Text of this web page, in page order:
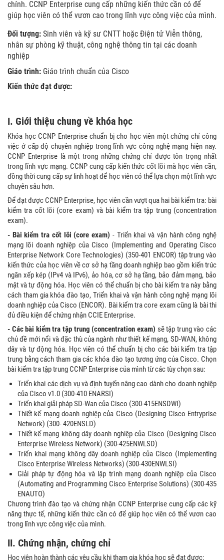
chính. CCNP Enterprise cung cấp những kiến thức cần có để
giúp học viên có thể vươn cao trong lĩnh vực công việc của mình.
Đối tượng: Sinh viên và kỹ sư CNTT hoặc Điện tử Viễn thông,
nhân sự phòng kỹ thuật, công nghệ thông tin tại các doanh
nghiệp
Giáo trình: Giáo trình chuẩn của Cisco
Kiến thức đạt được:
I. Giới thiệu chung về khóa học
Khóa học CCNP Enterprise chuẩn bị cho học viên một chứng chỉ công
việc ở cấp độ chuyên nghiệp trong lĩnh vực công nghệ mạng hiện nay.
CCNP Enterprise là một trong những chứng chỉ được tôn trọng nhất
trong lĩnh vực mạng. CCNP cung cấp kiến thức cốt lõi mà học viên cần,
đồng thời cung cấp sự linh hoạt để học viên có thể lựa chọn một lĩnh vực
chuyên sâu hơn.
Để đạt được CCNP Enterprise, học viên cần vượt qua hai bài kiểm tra: bài
kiểm tra cốt lõi (core exam) và bài kiểm tra tập trung (concentration
exam).
- Bài kiểm tra cốt lõi (core exam) - Triển khai và vận hành công nghệ
mạng lõi doanh nghiệp của Cisco (Implementing and Operating Cisco
Enterprise Network Core Technologies) (350-401 ENCOR) tập trung vào
kiến thức của học viên về cơ sở hạ tầng doanh nghiệp bao gồm kiến trúc
ngăn xếp kép (IPv4 và IPv6), ảo hóa, cơ sở hạ tầng, bảo đảm mạng, bảo
mật và tự động hóa. Học viên có thể chuẩn bị cho bài kiểm tra này bằng
cách tham gia khóa đào tạo, Triển khai và vận hành công nghệ mạng lõi
doanh nghiệp của Cisco (ENCOR). Bài kiểm tra core exam cũng là bài thi
đủ điều kiện để chứng nhận CCIE Enterprise.
- Các bài kiểm tra tập trung (concentration exam) sẽ tập trung vào các
chủ đề mới nổi và đặc thù của ngành như thiết kế mạng, SD-WAN, không
dây và tự động hóa. Học viên có thể chuẩn bị cho các bài kiểm tra tập
trung bằng cách tham gia các khóa đào tạo tương ứng của Cisco. Chọn
bài kiểm tra tập trung CCNP Enterprise của mình từ các tùy chọn sau:
Triển khai các dịch vụ và định tuyến nâng cao dành cho doanh nghiệp
của Cisco v1.0 (300-410 ENARSI)
Triển khai giải pháp SD-Wan của Cisco (300-415ENSDWI)
Thiết kế mạng doanh nghiệp của Cisco (Designing Cisco Entryprise
Network) (300- 420ENSLD)
Thiết kế mạng không dây doanh nghiệp của Cisco (Designing Cisco
Enterprise Wireless Network) (300-425ENWLSD)
Triển khai mạng không dây doanh nghiệp của Cisco (Implementing
Cisco Enterprise Wireless Networks) (300-430ENWLSI)
Giải pháp tự động hóa và lập trình mạng doanh nghiệp của Cisco
(Automating and Programming Cisco Enterprise Solutions) (300-435
ENAUTO)
Chương trình đào tạo và chứng nhận CCNP Enterprise cung cấp các kỹ
năng thực tế, những kiến thức cần có để giúp học viên có thể vươn cao
trong lĩnh vực công việc của mình.
II. Chứng nhận, chứng chỉ
Học viên hoàn thành các yêu cầu khi tham gia khóa học sẽ đạt được: